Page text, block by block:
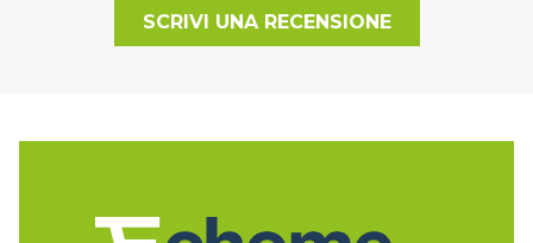
SCRIVI UNA RECENSIONE